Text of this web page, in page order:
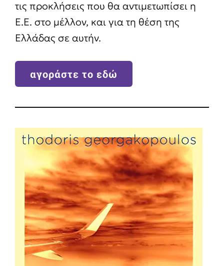
τις προκλήσεις που θα αντιμετωπίσει η
Ε.Ε. στο μέλλον, και για τη θέση της
Ελλάδας σε αυτήν.
αγοράστε το εδώ